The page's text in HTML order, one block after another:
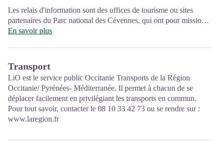
Les relais d'information sont des offices de tourisme ou sites
partenaires du Parc national des Cévennes, qui ont pour mission
l'information et la sensibilisation sur l'offre de découverte et
Ouvert toute l'année (se renseigner pour les jours et horaires
d'ouverture en période hivernale)
En savoir plus
Transport
LiO est le service public Occitanie Transports de la Région
Occitanie/ Pyrénées- Méditerranée. Il permet à chacun de se
déplacer facilement en privilégiant les transports en commun.
Pour tout savoir, contacter le 08 10 33 42 73 ou se rendre sur :
www.laregion.fr